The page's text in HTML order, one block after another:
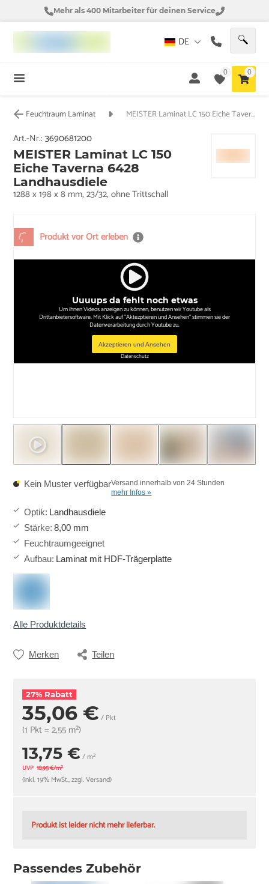
Mehr als 400 Mitarbeiter für deinen Service
DE
0 0
Feuchtraum Laminat MEISTER Laminat LC 150 Eiche Taverna 6428 Landhausdiele
Produkt vor Ort erleben
Uuuups da fehlt noch etwas
Um ihnen Videos anzeigen zu können, benutzen wir Youtube als
Drittanbietersoftware. Mit Klick auf "Aktezptieren und Ansehen" stimmen sie der
Datenverarbeitung durch Youtube zu.
Akzeptieren und Ansehen
Datenschutz
Art.-Nr.:3690681200
MEISTER Laminat LC 150
Eiche Taverna 6428
Landhausdiele
1288 x 198 x 8 mm, 23/32, ohne Trittschall
Kein Muster verfügbarVersand innerhalb von 24 Stunden
mehr Infos »
Optik: Landhausdiele
Stärke: 8,00 mm
Feuchtraumgeeignet
Aufbau: Laminat mit HDF-Trägerplatte
Alle Produktdetails
Merken Teilen
27% Rabatt
35,06 € / Pkt
(1 Pkt = 2,55 m²)
13,75 €/ m²
UVP 18,95 €/m²
(inkl. 19% MwSt., zzgl. Versand)
Produkt ist leider nicht mehr lieferbar.
Passendes Zubehör